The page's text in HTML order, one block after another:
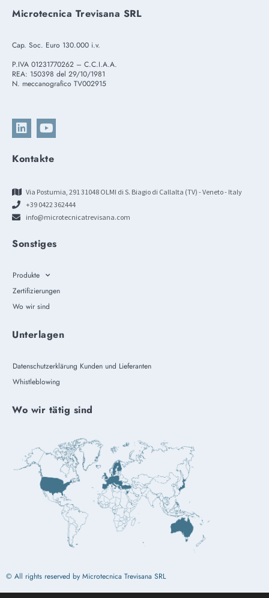
Microtecnica Trevisana SRL
Cap. Soc. Euro 130.000 i.v.
P.IVA 01231770262 – C.C.I.A.A.
REA: 150398 del 29/10/1981
N. meccanografico TV002915
Kontakte
Via Postumia, 291 31048 OLMI di S. Biagio di Callalta (TV) - Veneto - Italy
+39 0422 362444
info@microtecnicatrevisana.com
Sonstiges
Produkte
Zertifizierungen
Wo wir sind
Unterlagen
Datenschutzerklärung Kunden und Lieferanten
Whistleblowing
Wo wir tätig sind
© All rights reserved by Microtecnica Trevisana SRL